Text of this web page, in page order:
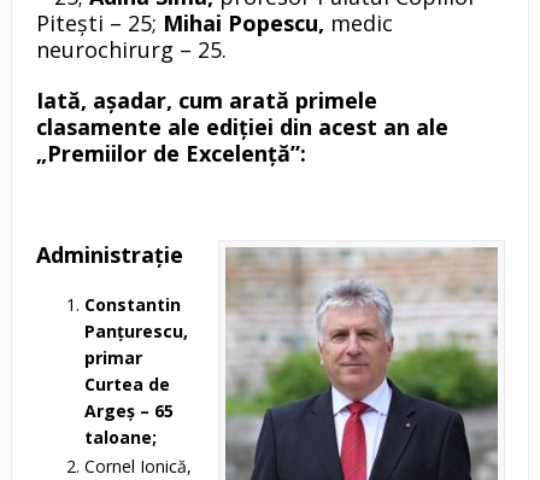
Piteşti – 25; Mihai Popescu, medic
neurochirurg – 25.
Iată, aşadar, cum arată primele
clasamente ale ediţiei din acest an ale
„Premiilor de Excelenţă”:
Administraţie
Constantin
Panţurescu,
primar
Curtea de
Argeş – 65
taloane;
Cornel Ionică,